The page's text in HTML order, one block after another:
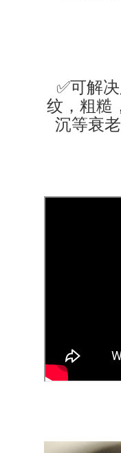
✅可解
纹，粗糙
沉等衰